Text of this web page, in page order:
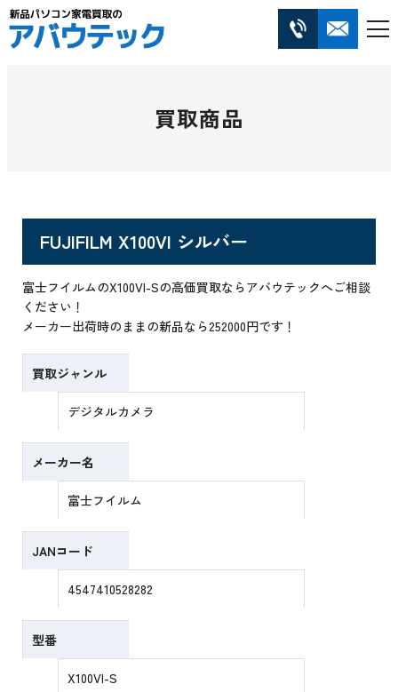
買取商品
FUJIFILM X100VI シルバー
富士フイルムのX100VI-Sの高価買取ならアバウテックへご相談
ください！
メーカー出荷時のままの新品なら252000円です！
買取ジャンル
デジタルカメラ
メーカー名
富士フイルム
JANコード
4547410528282
型番
X100VI-S